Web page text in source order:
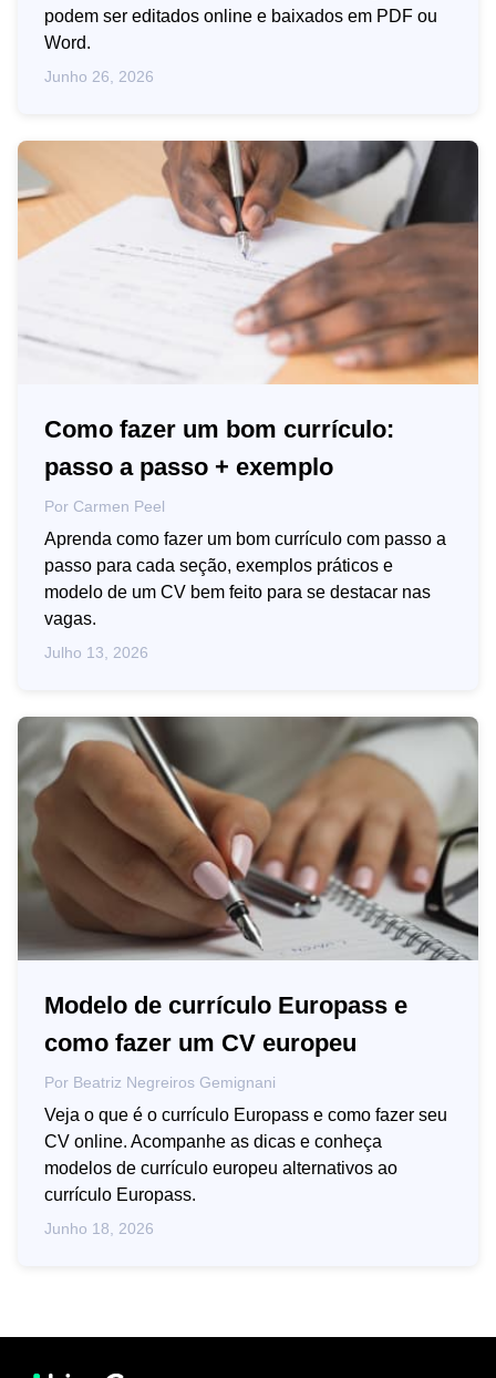
podem ser editados online e baixados em PDF ou
Word.
Junho 26, 2026
Como fazer um bom currículo:
passo a passo + exemplo
Por Carmen Peel
Aprenda como fazer um bom currículo com passo a
passo para cada seção, exemplos práticos e
modelo de um CV bem feito para se destacar nas
vagas.
Julho 13, 2026
Modelo de currículo Europass e
como fazer um CV europeu
Por Beatriz Negreiros Gemignani
Veja o que é o currículo Europass e como fazer seu
CV online. Acompanhe as dicas e conheça
modelos de currículo europeu alternativos ao
currículo Europass.
Junho 18, 2026